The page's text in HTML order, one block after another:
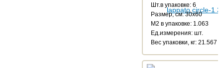
Шт.в упаковке: 6
Размер, см: 30x60
М2 в упаковке: 1.063
Ед.измерения: шт.
Веc упаковки, кг: 21.567